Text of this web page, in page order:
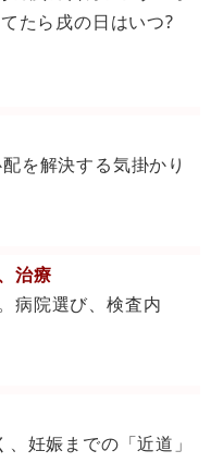
たら戌の日はいつ?
を解決する気掛かり
治療
病院選び、検査内
妊娠までの「近道」